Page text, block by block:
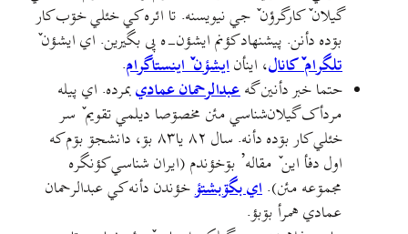
گیلان ٚ کارگرؤن ٚ جي نيويسنه. تا ائره کي خئلي خۊب کار
بۊده دأنن. پيشنهاد کؤنم ايشؤن-ه پی بگیرین. اي ايشؤن ٚ
تلگرام ٚ کانال، اينأنايشؤن ٚ اينستاگرام.
حتما خبر دأنین گهعبدالرحمان عماديبمرده. اي پيله
مردأک گیلان‌شناسي مئن مخصۊصا دیلمي تقويم ٚ سر
خئلي کار بۊده دأنه. سال ۸۲ يا۸۳ بۊ، دانشجۊ بۊم که
اول دفأ اين ٚ مقاله’ بۊخؤندم (ایران شناسي کؤنگره
مجمۊعه مئن). اي بگۊبشتؤخؤندن دأنه کي عبدالرحمان
عمادي همرأ بۊبؤ.